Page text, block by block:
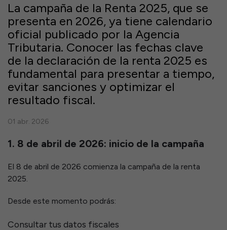
La campaña de la Renta 2025, que se
presenta en 2026, ya tiene calendario
oficial publicado por la Agencia
Tributaria. Conocer las fechas clave
de la declaración de la renta 2025 es
fundamental para presentar a tiempo,
evitar sanciones y optimizar el
resultado fiscal.
01 abr. 2026
1. 8 de abril de 2026: inicio de la campaña
El 8 de abril de 2026 comienza la campaña de la renta
2025.
Desde este momento podrás:
Consultar tus datos fiscales